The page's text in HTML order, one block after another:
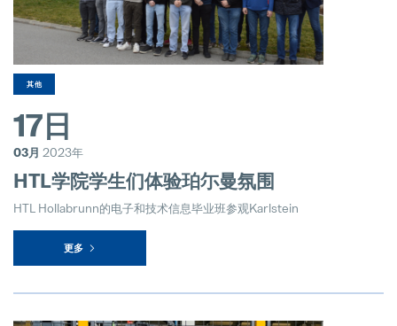
其他
17日
03月 2023年
HTL学院学生们体验珀尓曼氛围
HTL Hollabrunn的电子和技术信息毕业班参观Karlstein
更多